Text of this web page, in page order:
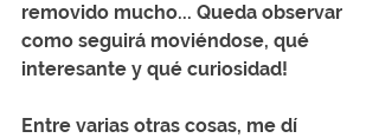
removido mucho... Queda observar
como seguirá moviéndose, qué
interesante y qué curiosidad!
Entre varias otras cosas, me dí